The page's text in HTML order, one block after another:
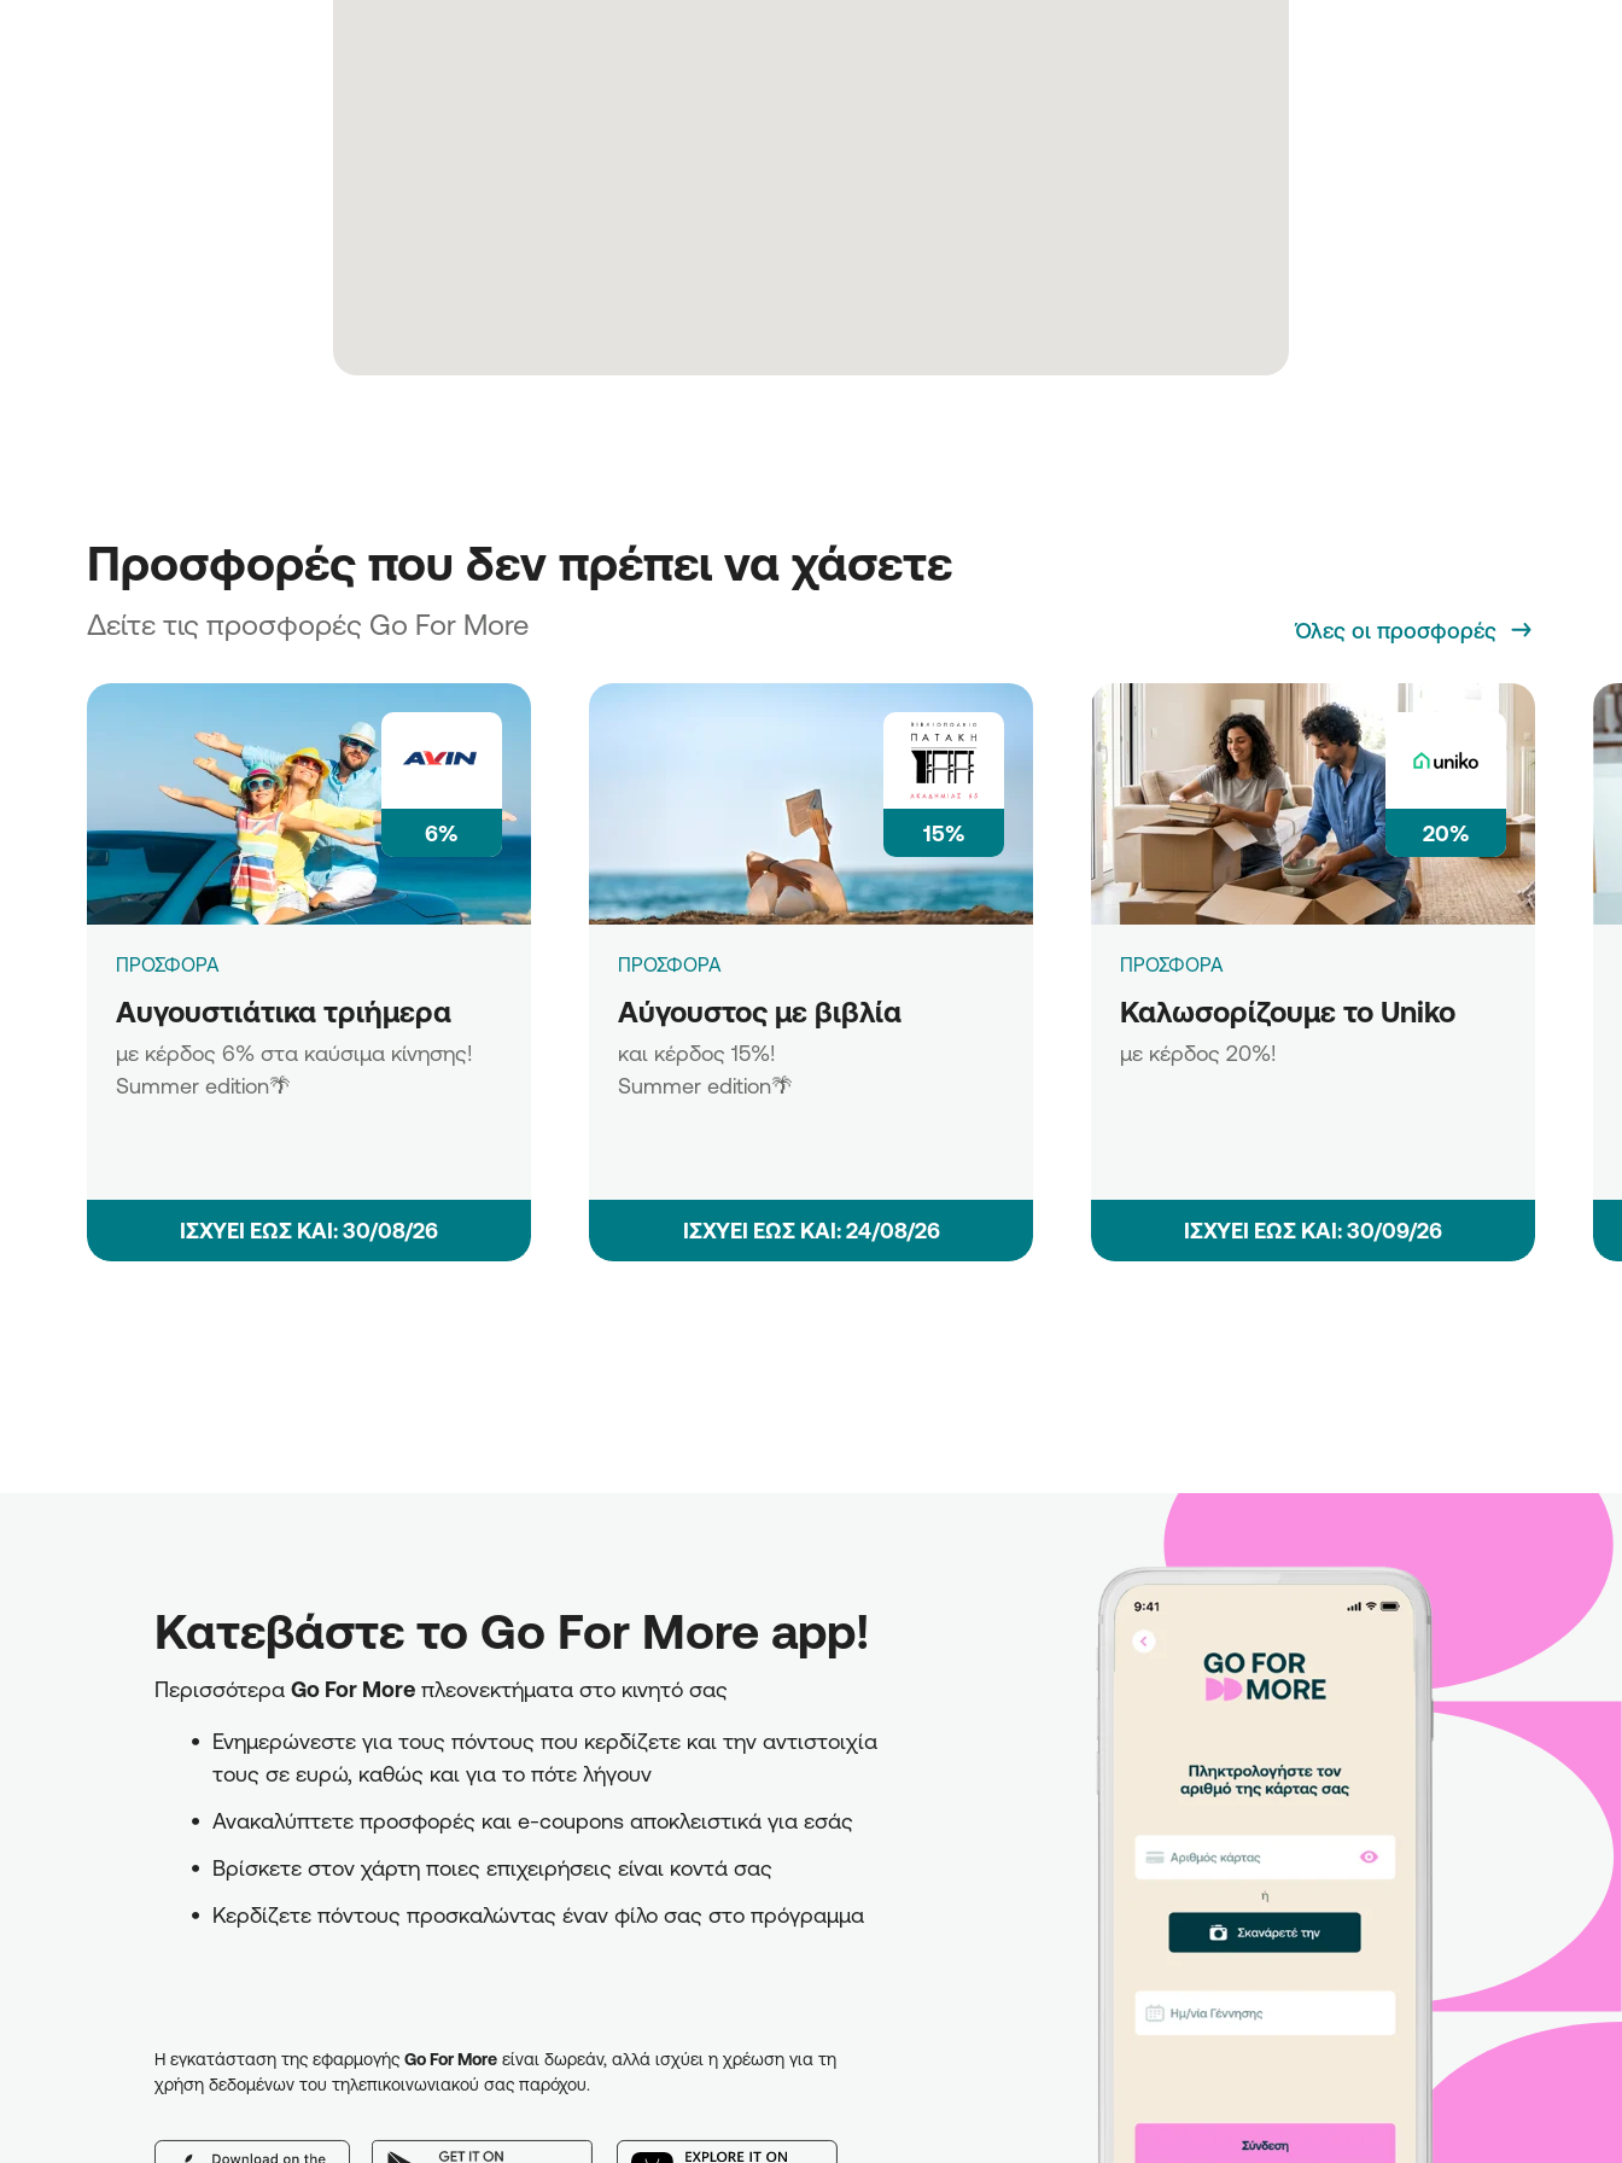
Προσφορές που δεν πρέπει να χάσετε
Δείτε τις προσφορές Go For More Όλες οι προσφορές
6%
ΠΡΟΣΦΟΡΑ
Αυγουστιάτικα τριήμερα
με κέρδος 6% στα καύσιμα κίνησης!
Summer edition🌴
ΙΣΧΥΕΙ ΕΩΣ ΚΑΙ: 30/08/26
15%
ΠΡΟΣΦΟΡΑ
Αύγουστος με βιβλία
και κέρδος 15%!
Summer edition🌴
ΙΣΧΥΕΙ ΕΩΣ ΚΑΙ: 24/08/26
20%
ΠΡΟΣΦΟΡΑ
Καλωσορίζουμε το Uniko
με κέρδος 20%!
ΙΣΧΥΕΙ ΕΩΣ ΚΑΙ: 30/09/26
Κατεβάστε το Go For More app!
Περισσότερα Go For More πλεονεκτήματα στο κινητό σας
Ενημερώνεστε για τους πόντους που κερδίζετε και την αντιστοιχία
τους σε ευρώ, καθώς και για το πότε λήγουν
Ανακαλύπτετε προσφορές και e-coupons αποκλειστικά για εσάς
Βρίσκετε στον χάρτη ποιες επιχειρήσεις είναι κοντά σας
Κερδίζετε πόντους προσκαλώντας έναν φίλο σας στο πρόγραμμα
Η εγκατάσταση της εφαρμογής Go For More είναι δωρεάν, αλλά ισχύει η χρέωση για τη
χρήση δεδομένων του τηλεπικοινωνιακού σας παρόχου.